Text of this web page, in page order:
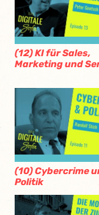
(12) KI für Sales,
Marketing und
(10) Cybercrime
Politik